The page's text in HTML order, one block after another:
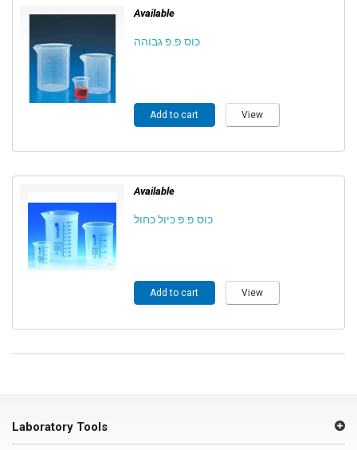
Available
כוס פ.פ גבוהה
Add to cart View
Available
כוס פ.פ כיול כחול
Add to cart View
Laboratory Tools